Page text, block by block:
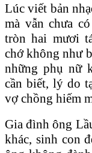
Lúc viết bản
mà vẫn chưa
tròn hai mươi
chớ không như
những phụ nữ
cần biết, lý do
vợ chồng hiếm
Gia đình ông
khác, sinh con